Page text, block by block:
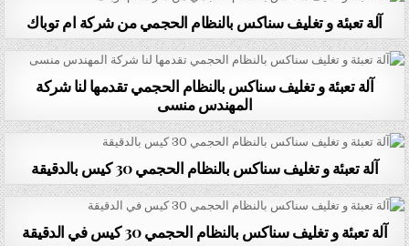
آلة تعبئة و تغليف سناكس بالنظام الحجمي من شركة ام توباك
آلة تعبئة و تغليف سناكس بالنظام الحجمي تقدمها لنا شركة
المهندس منسى
آلة تعبئة و تغليف سناكس بالنظام الحجمي 30 كيس بالدقيقة
آلة تعبئة و تغليف سناكس بالنظام الحجمي 30 كيس في الدقيقة